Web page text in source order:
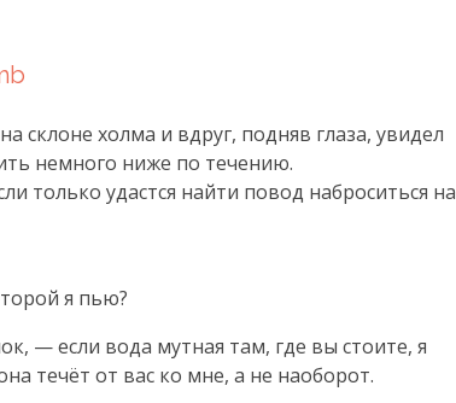
склоне холма и вдруг, подняв глаза, увидел
немного ниже по течению.
только удастся найти повод наброситься на
я пью?
— если вода мутная там, где вы стоите, я
течёт от вас ко мне, а не наоборот.